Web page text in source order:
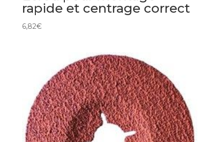
rapide et centrage correct
6,82€